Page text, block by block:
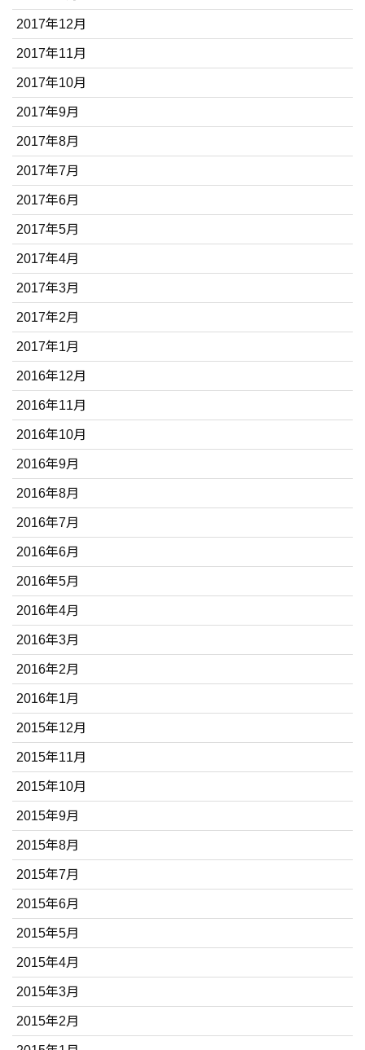
2017年12月
2017年11月
2017年10月
2017年9月
2017年8月
2017年7月
2017年6月
2017年5月
2017年4月
2017年3月
2017年2月
2017年1月
2016年12月
2016年11月
2016年10月
2016年9月
2016年8月
2016年7月
2016年6月
2016年5月
2016年4月
2016年3月
2016年2月
2016年1月
2015年12月
2015年11月
2015年10月
2015年9月
2015年8月
2015年7月
2015年6月
2015年5月
2015年4月
2015年3月
2015年2月